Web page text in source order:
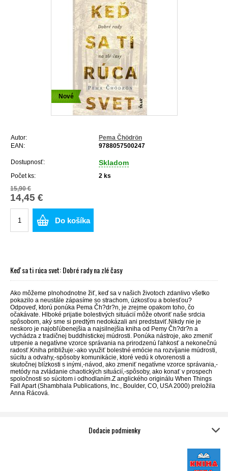
Nové
Autor:
Pema Čhödrön
EAN:
9788057500247
Dostupnosť: Skladom
Počet ks: 2 ks
15,90 €
14,45 €
Do košíka
Keď sa ti rúca svet: Dobré rady na zlé časy
Ako môžeme plnohodnotne žiť, keď sa v našich životoch zdanlivo všetko
pokazilo a neustále zápasíme so strachom, úzkosťou a bolesťou?
Odpoveď, ktorú ponúka Pema Čh?dr?n, je zrejme opakom toho, čo
očakávate. Hlboké prijatie bolestivých situácií môže otvoriť naše srdcia
spôsobom, aký sme si predtým nedokázali ani predstaviť.Nikdy nie je
neskoro je najobľúbenejšia a najsilnejšia kniha od Pemy Čh?dr?n a
vychádza z tradičnej buddhistickej múdrosti. Ponúka nástroje, ako zmeniť
utrpenie a negatívne vzorce správania na prirodzenú ľahkosť a nekonečnú
radosť.Kniha približuje:-ako využiť bolestné emócie na rozvíjanie múdrosti,
súcitu a odvahy,-spôsoby komunikácie, ktoré vedú k otvorenosti a
skutočnej blízkosti s inými,-návod, ako zmeniť negatívne vzorce správania,-
metódy na zvládanie chaotických situácií,-spôsoby, ako konať v prospech
spoločnosti so súcitom i odhodlaním.Z anglického originálu When Things
Fall Apart (Shambhala Publications, Inc., Boulder, CO, USA 2000) preložila
Anna Rácová.
Dodacie podmienky